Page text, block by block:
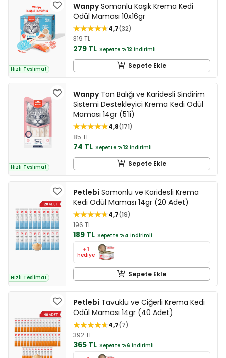
Hızlı Teslimat
WanpySomonlu Kaşık Krema Kedi
Ödül Maması 10x16gr
4,7 32
319 TL
279 TL Sepette %12 indirimli
Sepete Ekle
Hızlı Teslimat
WanpyTon Balığı ve Karidesli Sindirim
Sistemi Destekleyici Krema Kedi Ödül
Maması 14gr (5'li)
4,8 171
85 TL
74 TL Sepette %12 indirimli
Sepete Ekle
Hızlı Teslimat
Petlebi Somonlu ve Karidesli Krema
Kedi Ödül Maması 14gr (20 Adet)
4,7 19
196 TL
189 TL Sepette %4 indirimli
+1
hediye
Sepete Ekle
Petlebi Tavuklu ve Ciğerli Krema Kedi
Ödül Maması 14gr (40 Adet)
4,7 7
392 TL
365 TL Sepette %6 indirimli